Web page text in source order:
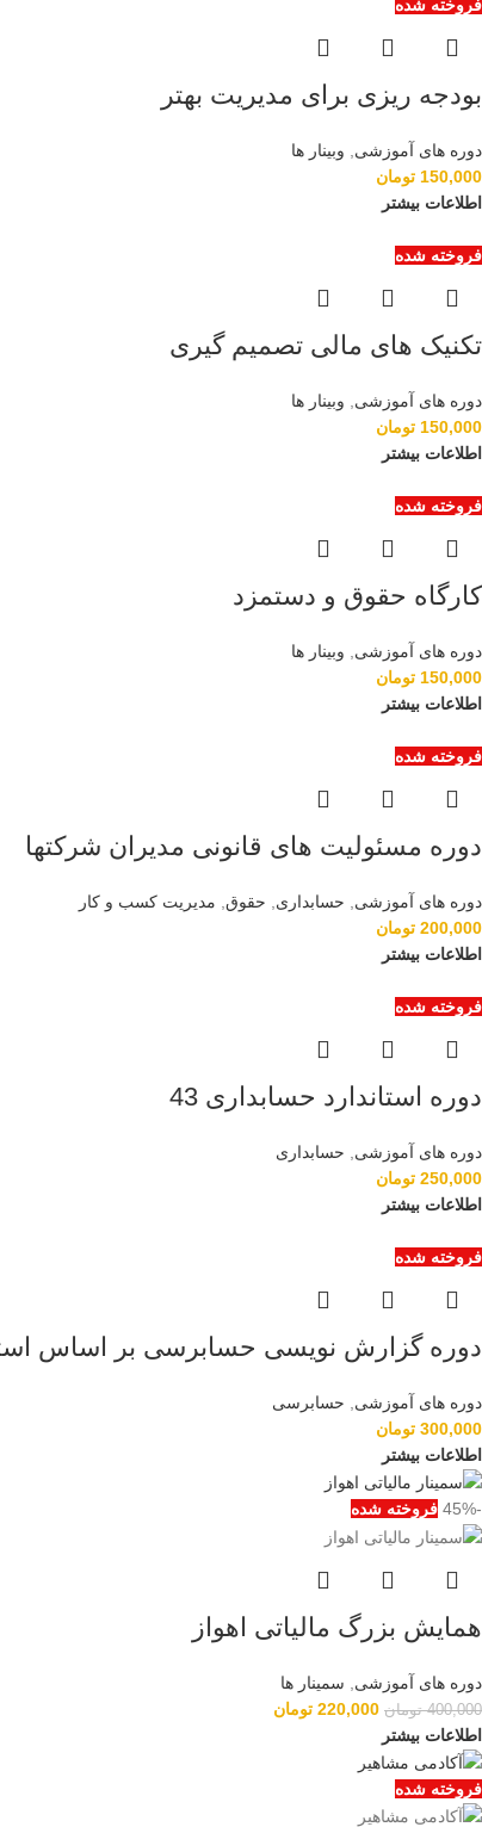
فروخته شده
بودجه ریزی برای مدیریت بهتر
دوره های آموزشی
وبینار ها
150,000 تومان
اطلاعات بیشتر
فروخته شده
تکنیک های مالی تصمیم گیری
دوره های آموزشی
وبینار ها
150,000 تومان
اطلاعات بیشتر
فروخته شده
کارگاه حقوق و دستمزد
دوره های آموزشی
وبینار ها
150,000 تومان
اطلاعات بیشتر
فروخته شده
دوره مسئولیت های قانونی مدیران شرکتها
دوره های آموزشی حسابداری حقوق
مدیریت کسب و کار
200,000 تومان
اطلاعات بیشتر
فروخته شده
دوره استاندارد حسابداری 43
دوره های آموزشی
حسابداری
250,000 تومان
اطلاعات بیشتر
فروخته شده
دوره گزارش نویسی حسابرسی بر اساس
دوره های آموزشی
حسابرسی
300,000 تومان
اطلاعات بیشتر
-45% فروخته شده
همایش بزرگ مالیاتی اهواز
دوره های آموزشی سمینار ها
400,000 تومان 220,000 تومان
اطلاعات بیشتر
فروخته شده